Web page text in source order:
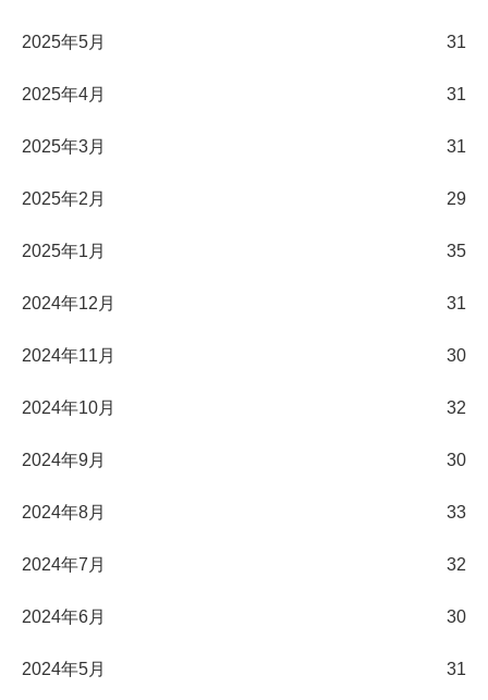
2025年5月 31
2025年4月 31
2025年3月 31
2025年2月 29
2025年1月 35
2024年12月 31
2024年11月 30
2024年10月 32
2024年9月 30
2024年8月 33
2024年7月 32
2024年6月 30
2024年5月 31